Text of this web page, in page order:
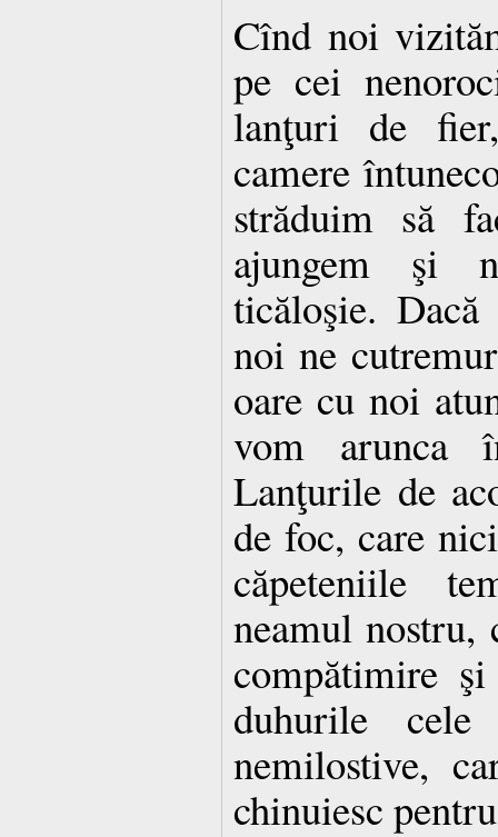
Cînd noi
pe cei
lanţuri de
camere
străduim să
ajungem şi
ticăloşie.
noi ne
oare cu noi
vom arunca
Lanţurile de
de foc, care
căpeteniile
neamul nostru,
compătimire
duhurile
nemilostive,
chinuiesc